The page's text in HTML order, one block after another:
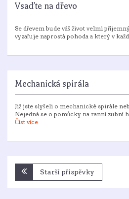
Vsaďte na dřevo
Se dřevem bude váš život velmi
vyzařuje naprostá pohoda a který v
Mechanická spirála
Již jste slyšeli o mechanické spirále
Nejedná se o pomůcky na ranní zubní
Číst více
Navigace
pro
Starší příspěvky